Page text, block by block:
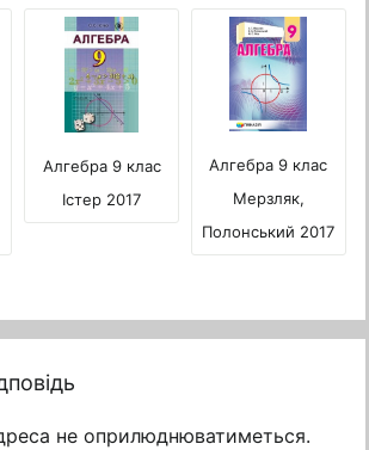
Алгебра 9 клас
Істер 2017
Алгебра 9 клас
Мерзляк,
Полонський 2017
не оприлюднюватиметься.